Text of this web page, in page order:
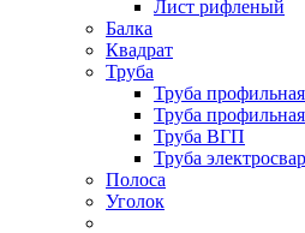
Лист рифленый
Балка
Квадрат
Труба
Труба
Труба
Труба ВГП
Труба
Полоса
Уголок